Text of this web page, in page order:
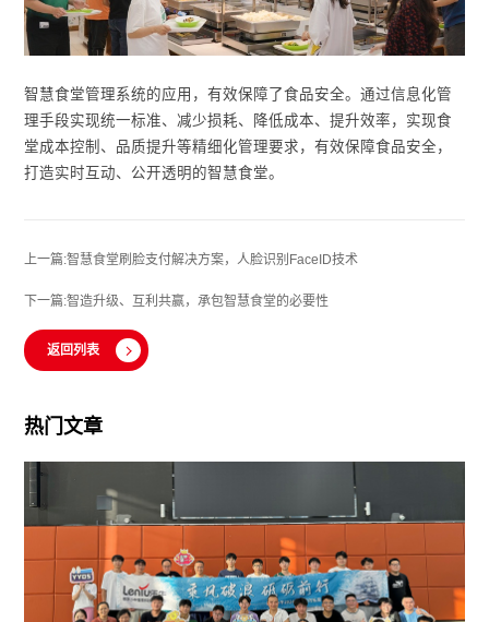
智慧食堂管理系统的应用，有效保障了食品安全。通过信息化管
理手段实现统一标准、减少损耗、降低成本、提升效率，实现食
堂成本控制、品质提升等精细化管理要求，有效保障食品安全，
打造实时互动、公开透明的智慧食堂。
上一篇:智慧食堂刷脸支付解决方案，人脸识别FaceID技术
下一篇:智造升级、互利共赢，承包智慧食堂的必要性
返回列表
热门文章